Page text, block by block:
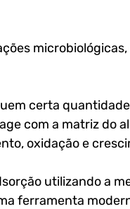
certa
com a matriz do
oxidação e
utilizando a
ferramenta